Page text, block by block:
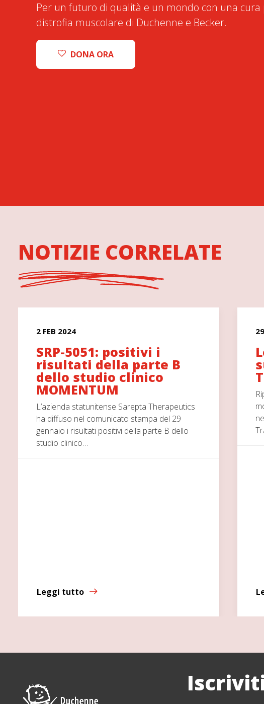
Per un futuro di qualità e un mondo con una cura
distrofia muscolare di Duchenne e Becker.
DONA ORA
NOTIZIE CORRELATE
2 FEB 2024
SRP-5051: positivi i
risultati della parte B
dello studio clinico
MOMENTUM
L’azienda statunitense Sarepta Therapeutics
ha diffuso nel comunicato stampa del 29
gennaio i risultati positivi della parte B dello
studio clinico…
Leggi tutto